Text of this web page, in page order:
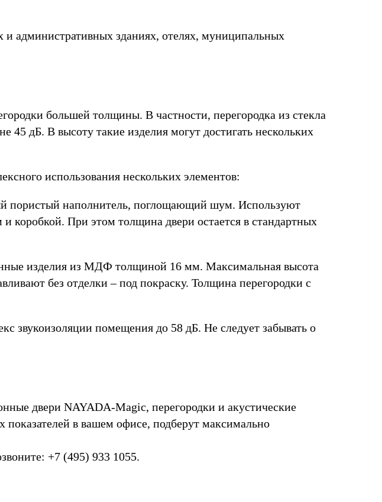
административных зданиях, отелях, муниципальных
большей толщины. В частности, перегородка из стекла
45 дБ. В высоту такие изделия могут достигать нескольких
использования нескольких элементов:
пористый наполнитель, поглощающий шум. Используют
При этом толщина двери остается в стандартных
изделия из МДФ толщиной 16 мм. Максимальная высота
без отделки – под покраску. Толщина перегородки с
звукоизоляции помещения до 58 дБ. Не следует забывать о
двери NAYADA-Magic, перегородки и акустические
в вашем офисе, подберут максимально
+7 (495) 933 1055.